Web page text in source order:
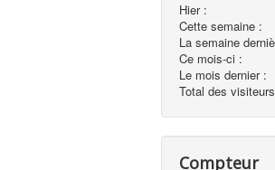
Hier :
Cette semaine :
La semaine
Ce mois-ci :
Le mois dernier :
Total des
Compteur